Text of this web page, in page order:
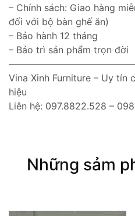
– Chính sách: Giao hàng
đối với bộ bàn ghế ăn)
– Bảo hành 12 tháng
– Bảo trì sản phẩm trọn đời
Vina Xinh Furniture – Uy tín
hiệu
Liên hệ: 097.8822.528 –
Những sảm